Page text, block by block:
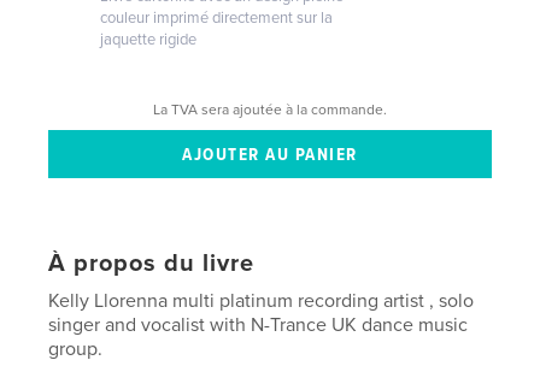
couleur imprimé directement sur la
jaquette rigide
La TVA sera ajoutée à la commande.
À propos du livre
Kelly Llorenna multi platinum recording artist , solo
singer and vocalist with N-Trance UK dance music
group.